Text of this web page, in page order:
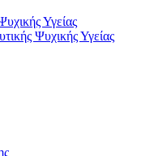
Υγείας
Ψυχικής Υγείας